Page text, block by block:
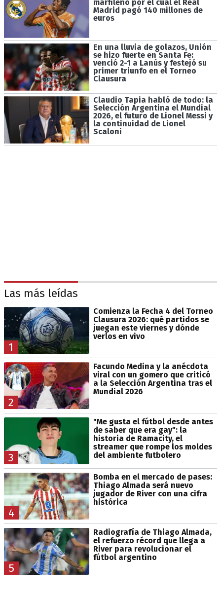
marfileño por el cual el Real
Madrid pagó 140 millones de
euros
En una lluvia de golazos, Unión
se hizo fuerte en Santa Fe:
venció 2-1 a Lanús y festejó su
primer triunfo en el Torneo
Clausura
Claudio Tapia habló de todo: la
Selección Argentina el Mundial
2026, el futuro de Lionel Messi y
la continuidad de Lionel
Scaloni
Las más leídas
1
Comienza la Fecha 4 del Torneo
Clausura 2026: qué partidos se
juegan este viernes y dónde
verlos en vivo
2
Facundo Medina y la anécdota
viral con un gomero que criticó
a la Selección Argentina tras el
Mundial 2026
3
"Me gusta el fútbol desde antes
de saber que era gay": la
historia de Ramacity, el
streamer que rompe los moldes
del ambiente futbolero
4
Bomba en el mercado de pases:
Thiago Almada será nuevo
jugador de River con una cifra
histórica
5
Radiografía de Thiago Almada,
el refuerzo récord que llega a
River para revolucionar el
fútbol argentino